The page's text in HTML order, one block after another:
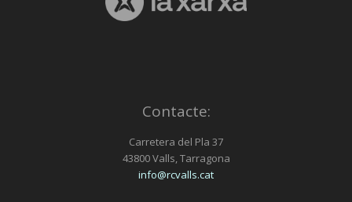
Contacte:
Carretera del Pla 37
43800 Valls, Tarragona
info@rcvalls.cat